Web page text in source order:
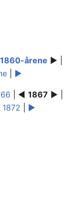
1860-årene ► |
►
| ◄ 1867 ► |
1872 ►